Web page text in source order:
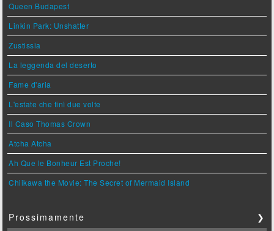
Queen Budapest
Linkin Park: Unshatter
Zustissia
La leggenda del deserto
Fame d'aria
L'estate che finì due volte
Il Caso Thomas Crown
Atcha Atcha
Ah Que le Bonheur Est Proche!
Chiikawa the Movie: The Secret of Mermaid Island
Prossimamente ❯